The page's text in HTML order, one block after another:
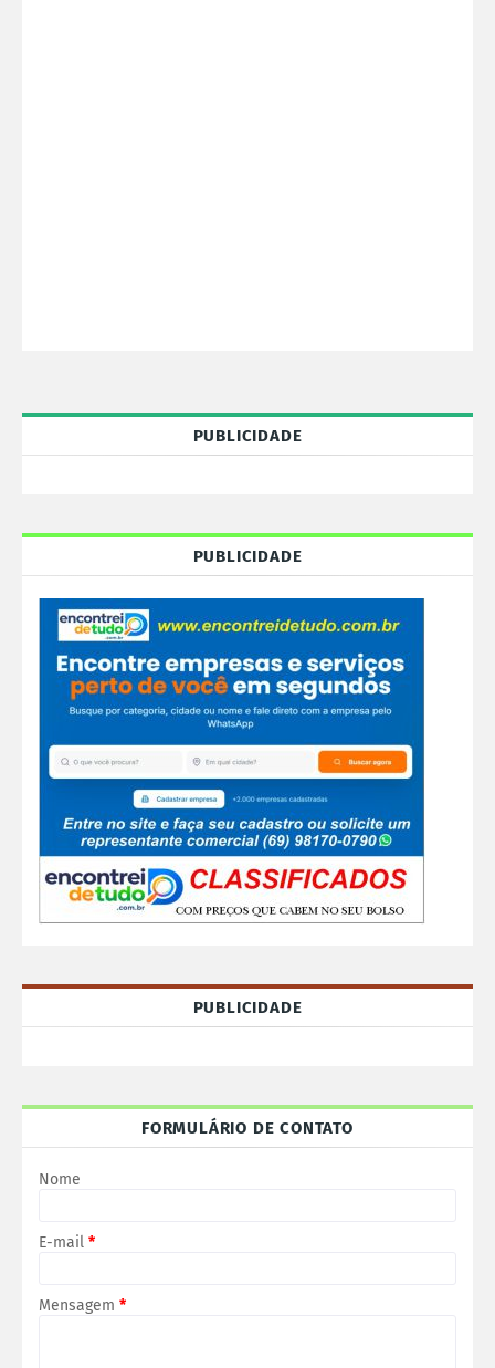
PUBLICIDADE
PUBLICIDADE
PUBLICIDADE
FORMULÁRIO DE CONTATO
Nome
E-mail *
Mensagem *